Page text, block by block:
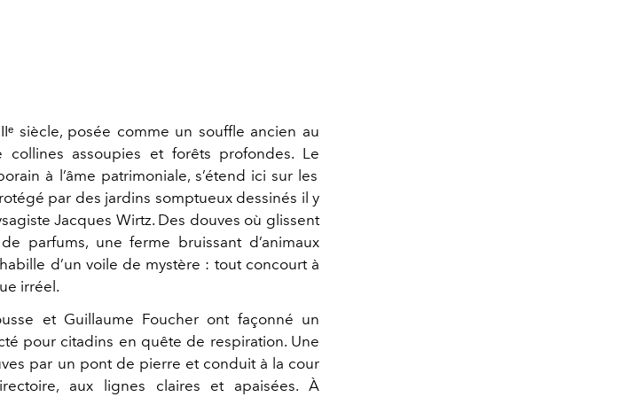
siècle, posée comme un souffle ancien au
assoupies et forêts profondes. Le
à l’âme patrimoniale, s’étend ici sur les
par des jardins somptueux dessinés il y
Jacques Wirtz. Des douves où glissent
parfums, une ferme bruissant d’animaux
d’un voile de mystère : tout concourt à
irréel.
et Guillaume Foucher ont façonné un
pour citadins en quête de respiration. Une
par un pont de pierre et conduit à la cour
aux lignes claires et apaisées. À